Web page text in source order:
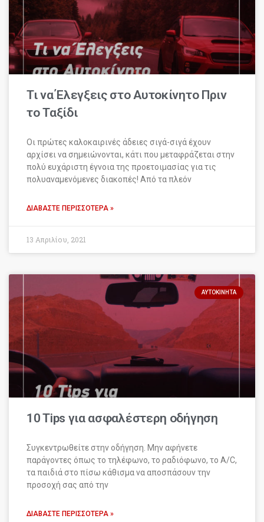
Τι να Έλεγξεις στο Αυτοκίνητο Πριν
το Ταξίδι
Οι πρώτες καλοκαιρινές άδειες σιγά-σιγά έχουν
αρχίσει να σημειώνονται, κάτι που μεταφράζεται στην
πολύ ευχάριστη έγνοια της προετοιμασίας για τις
πολυαναμενόμενες διακοπές! Από τα πλεόν
ΔΙΑΒΆΣΤΕ ΠΕΡΙΣΣΌΤΕΡΑ »
13 Απριλίου, 2021
ΑΥΤΟΚΊΝΗΤΑ
10 Tips για ασφαλέστερη οδήγηση
Συγκεντρωθείτε στην οδήγηση. Μην αφήνετε
παράγοντες όπως το τηλέφωνο, το ραδιόφωνο, το A/C,
τα παιδιά στο πίσω κάθισμα να αποσπάσουν την
προσοχή σας από την
ΔΙΑΒΆΣΤΕ ΠΕΡΙΣΣΌΤΕΡΑ »